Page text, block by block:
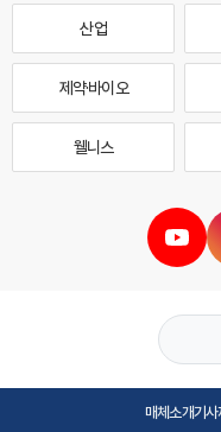
산업
제약·바이오
웰니스
매체소개기사